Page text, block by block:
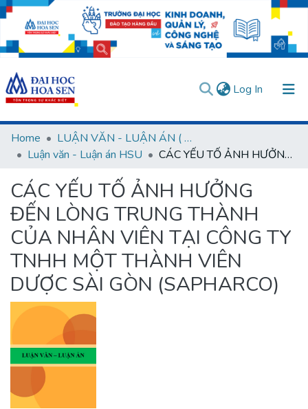
Log In (current)
Communities & Collections
All of DSpace
Statistics
User guides
Usage rules
Verify account
Home
LUẬN VĂN - LUẬN ÁN ( Chương trình sau Đại học )
Luận văn - Luận án HSU
CÁC YẾU TỐ ẢNH HƯỞNG ĐẾN LÒNG TRUNG THÀNH CỦA NHÂN VIÊN TẠI CÔNG TY TNHH MỘT THÀNH VIÊN DƯỢC SÀI GÒN (SAPHARCO)
CÁC YẾU TỐ ẢNH HƯỞNG
ĐẾN LÒNG TRUNG THÀNH
CỦA NHÂN VIÊN TẠI CÔNG TY
TNHH MỘT THÀNH VIÊN
DƯỢC SÀI GÒN (SAPHARCO)